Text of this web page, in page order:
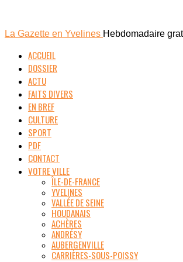
La Gazette en Yvelines Hebdomadaire
ACCUEIL
DOSSIER
ACTU
FAITS DIVERS
EN BREF
CULTURE
SPORT
PDF
CONTACT
VOTRE VILLE
ÎLE-DE-FRANCE
YVELINES
VALLÉE DE SEINE
HOUDANAIS
ACHÈRES
ANDRÉSY
AUBERGENVILLE
CARRIÈRES-SOUS-POISSY